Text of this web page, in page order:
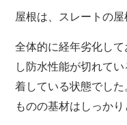
屋根は、スレートの屋
全体的に経年劣化し
し防水性能が切れて
着している状態でし
ものの基材はしっかり